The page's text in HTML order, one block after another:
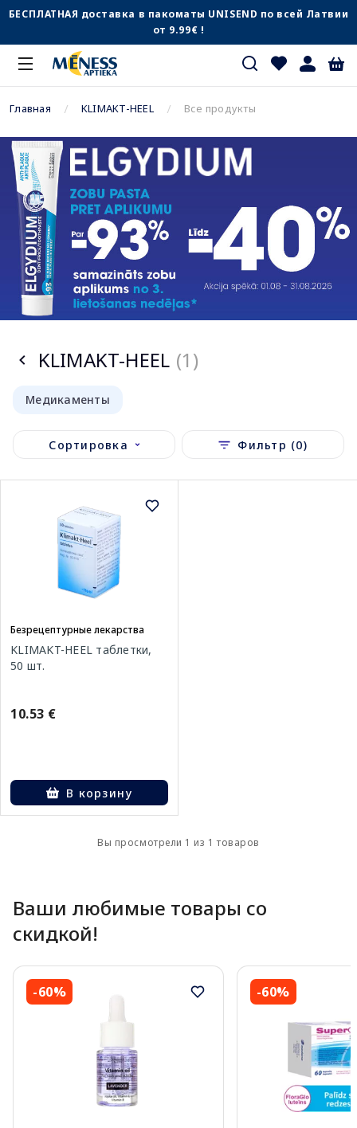
БЕСПЛАТНАЯ доставка в пакоматы UNISEND по всей Латвии
от 9.99€ !
Главная KLIMAKT-HEEL Все продукты
KLIMAKT-HEEL (1)
Медикаменты
Сортировка Фильтр (0)
Безрецептурные лекарства
KLIMAKT-HEEL таблетки,
50 шт.
10.53 €
В корзину
Вы просмотрели 1 из 1 товаров
Ваши любимые товары со
скидкой!
-60% -60%